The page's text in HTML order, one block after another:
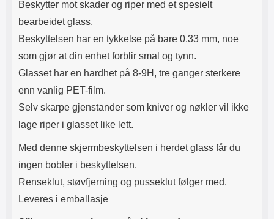
Beskytter mot skader og riper med et spesielt
bearbeidet glass.
Beskyttelsen har en tykkelse på bare 0.33 mm, noe
som gjør at din enhet forblir smal og tynn.
Glasset har en hardhet på 8-9H, tre ganger sterkere
enn vanlig PET-film.
Selv skarpe gjenstander som kniver og nøkler vil ikke
lage riper i glasset like lett.
Med denne skjermbeskyttelsen i herdet glass får du
ingen bobler i beskyttelsen.
Renseklut, støvfjerning og pusseklut følger med.
Leveres i emballasje